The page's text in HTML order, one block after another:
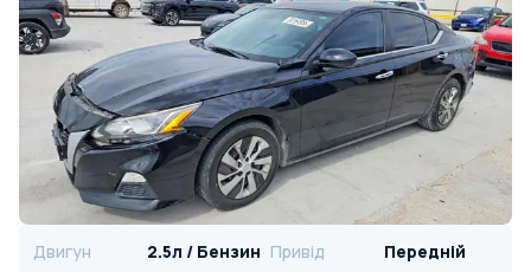
Двигун 2.5л / Бензин Привід
Передній